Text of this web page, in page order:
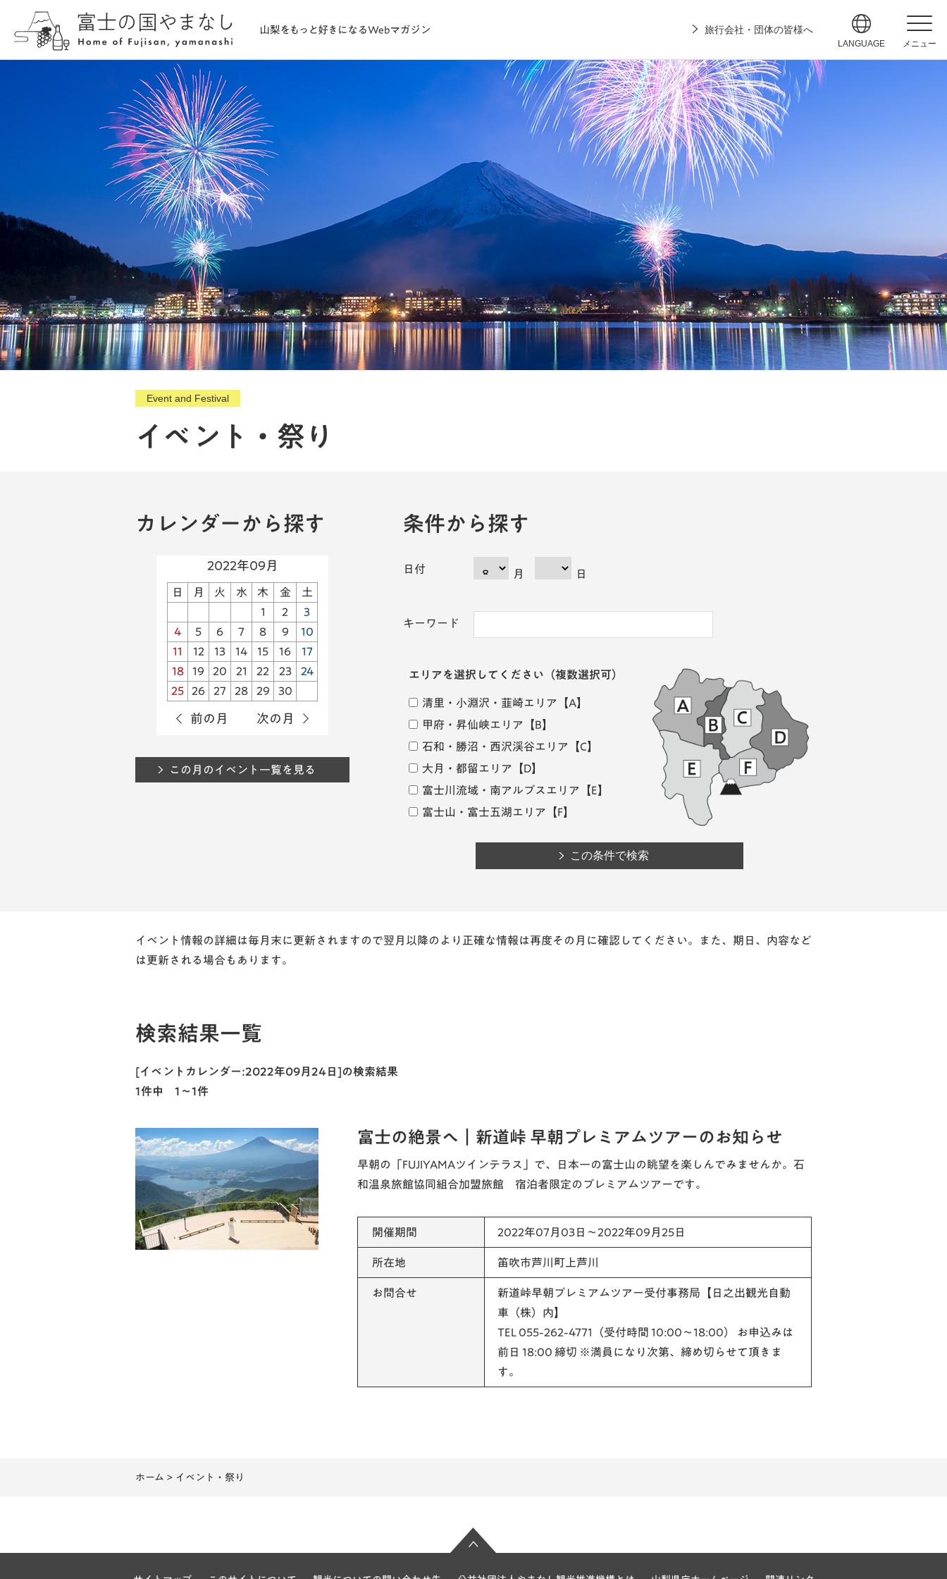
旅行会社・団体の皆様へ
LANGUAGE メニュー
Event and Festival
イベント・祭り
カレンダーから探す
2022年09月
日 月 火 水 木 金
土
1
2
3
4
5 6 7 8 9
10
11
12 13 14 15 16
17
18
19 20 21 22 23
24
25
26 27 28 29 30
前の月 次の月
この月のイベント一覧を見る
条件から探す
日付 月 日
キーワード
エリアを選択してください （複数選択可）
清里・小淵沢・韮崎エリア 【A】
甲府・昇仙峡エリア 【B】
石和・勝沼・西沢渓谷エリア 【C】
大月・都留エリア 【D】
富士川流域・南アルプスエリア 【E】
富士山・富士五湖エリア 【F】
イベント情報の詳細は毎月末に更新されますので翌月以降のより正確な情報は再度その月に確認してください。また、期日、内容など
は更新される場合もあります。
検索結果一覧
[イベントカレンダー:2022年09月24日]の検索結果
1件中 1～1件
富士の絶景へ｜新道峠 早朝プレミアムツアーのお知らせ
早朝の「FUJIYAMAツインテラス」で、日本一の富士山の眺望を楽しんでみませんか。石
和温泉旅館協同組合加盟旅館 宿泊者限定のプレミアムツアーです。
開催期間 2022年07月03日～2022年09月25日
所在地 笛吹市芦川町上芦川
お問合せ
新道峠早朝プレミアムツアー受付事務局【日之出観光自動
車（株）内】
TEL 055-262-4771（受付時間 10:00〜18:00） お申込みは
前日 18:00 締切 ※満員になり次第、締め切らせて頂きま
す。
ホーム > イベント・祭り